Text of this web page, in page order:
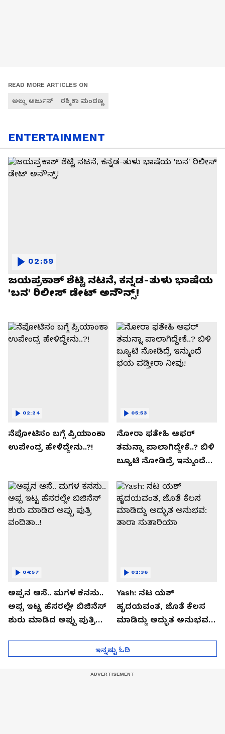
READ MORE ARTICLES ON
ಅಲ್ಲು ಅರ್ಜುನ್ ರಶ್ಮಿಕಾ ಮಂದಣ್ಣ
ENTERTAINMENT
ಜಯಪ್ರಕಾಶ್ ಶೆಟ್ಟಿ ನಟನೆ, ಕನ್ನಡ-ತುಳು ಭಾಷೆಯ
'ಬನ' ರಿಲೀಸ್ ಡೇಟ್ ಅನೌನ್ಸ್!
02:59
ನೆಪೋಟಿಸಂ ಬಗ್ಗೆ ಪ್ರಿಯಾಂಕಾ
ಉಪೇಂದ್ರ ಹೇಳಿದ್ದೇನು..?!
02:24
ನೋರಾ ಫತೇಹಿ ಆಫರ್​
ತಮನ್ನಾ ಪಾಲಾಗಿದ್ದೇಕೆ..? ಬಿಳಿ
ಬ್ಯೂಟಿ ನೋಡಿದ್ರೆ ಇನ್ಮುಂದೆ
05:53
ಅಪ್ಪನ ಆಸೆ.. ಮಗಳ ಕನಸು..
ಅಪ್ಪ ಇಟ್ಟ ಹೆಸರಲ್ಲೇ ಬಿಜಿನೆಸ್​
ಶುರು ಮಾಡಿದ ಅಪ್ಪು ಪುತ್ರಿ
04:57
Yash: ನಟ ಯಶ್​
ಹೃದಯವಂತ, ಜೊತೆ ಕೆಲಸ
ಮಾಡಿದ್ದು ಅದ್ಭುತ ಅನುಭವ:
02:36
ಇನ್ನಷ್ಟು ಓದಿ